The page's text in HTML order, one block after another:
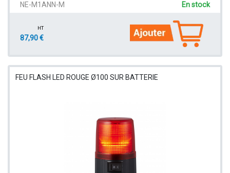
NE-M1ANN-M En stock
HT
87,90 €
FEU FLASH LED ROUGE Ø100 SUR BATTERIE